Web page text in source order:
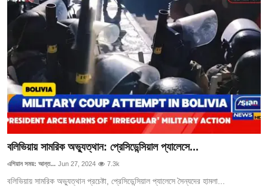
বলিভিয়ায় সামরিক অভ্যুত্থান: প্রেসিডেন্সিয়াল প্যালেসে...
এশিয়ান সময়: আন্ত... Jun 27, 2024 7.3k
বলিভিয়ায় সামরিক অভ্যুত্থান প্রচেষ্টা, প্রেসিডেন্সিয়াল প্যালেসে সৈন্যদের হামলা...